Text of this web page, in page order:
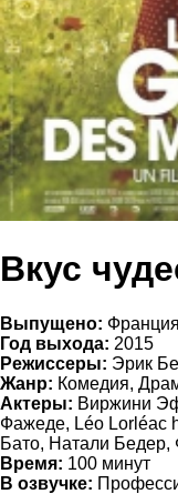
Вкус
Выпущено: Франция
Год выхода: 2015
Режиссеры: Эрик
Жанр: Комедия,
Актеры: Виржини
Фажеде, Léo Lorléac
Бато, Натали
Время: 100 минут
В озвучке: